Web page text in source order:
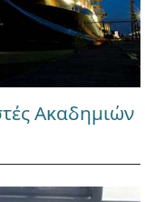
Ακαδημιών